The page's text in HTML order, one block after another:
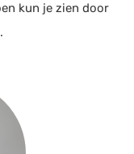
kun je zien door
.